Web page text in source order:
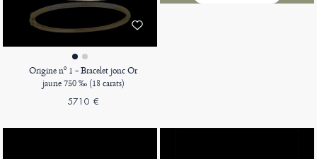
Origine nº 1 - Bracelet jonc Or
jaune 750 ‰ (18 carats)
5710 €